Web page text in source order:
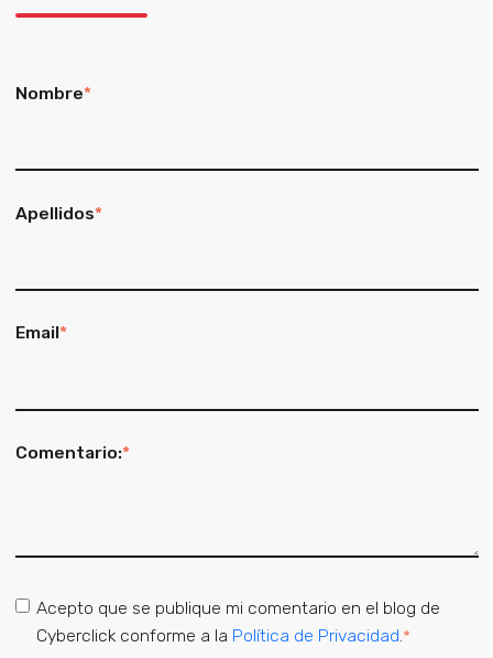
Nombre*
Apellidos*
Email*
Comentario:*
Acepto que se publique mi comentario en el blog de
Cyberclick conforme a la Política de Privacidad *